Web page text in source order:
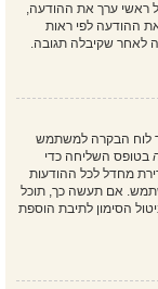
ראשי ערך את ההודעה,
ההודעה לפי ראות
לאחר שקיבלה תגובה.
לוח הבקרה למשתמש
בטופס השליחה כדי
מחדל לכל ההודעות
אם תעשה כך, תוכל
הסימון לתיבת הוספת